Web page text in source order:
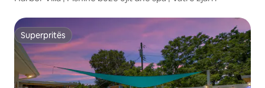
Superpritës
Superpritës